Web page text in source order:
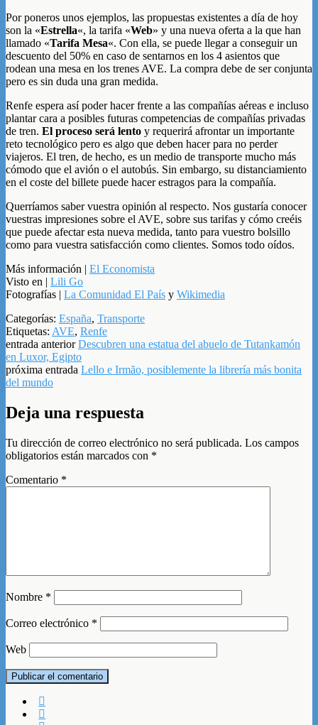
Por poneros unos ejemplos, las propuestas existentes a día de hoy
son la «Estrella«, la tarifa «Web» y una nueva oferta a la que han
llamado «Tarifa Mesa«. Con ella, se puede llegar a conseguir un
descuento del 50% en caso de sentarnos en los 4 asientos que
rodean una mesa en los trenes AVE. La compra debe de ser conjunta
pero es sin duda una gran medida.
Renfe espera así poder hacer frente a las compañías aéreas e incluso
plantar cara a posibles futuras competencias de compañías privadas
de tren. El proceso será lento y requerirá afrontar un importante
reto tecnológico pero es algo que deben hacer para no perder
viajeros. El tren, de hecho, es un medio de transporte mucho más
cómodo que el avión o el autobús. Sin embargo, su distanciamiento
en el coste del billete puede hacer estragos para la compañía.
Querríamos saber vuestra opinión al respecto. Nos gustaría conocer
vuestras impresiones sobre el AVE, sobre sus tarifas y cómo creéis
que puede afectar esta nueva medida, tanto para vuestro bolsillo
como para vuestra satisfacción como clientes. Somos todo oídos.
Más información | El Economista
Visto en | Lili Go
Fotografías | La Comunidad El País y Wikimedia
Categorías: España, Transporte
Etiquetas: AVE, Renfe
entrada anteriorDescubren una estatua del abuelo de Tutankamón
en Luxor, Egipto
próxima entrada Lello e Irmão, posiblemente la librería más bonita
del mundo
Deja una respuesta
Tu dirección de correo electrónico no será publicada. Los campos
obligatorios están marcados con *
Comentario *
Nombre *
Correo electrónico *
Web